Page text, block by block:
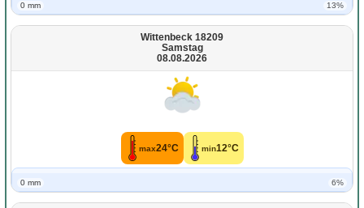
0 mm 13%
Wittenbeck 18209
Samstag
08.08.2026
max24°C min12°C
0 mm 6%